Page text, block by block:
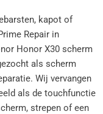
kapot of
Repair in
Honor X30 scherm
als scherm
Wij vervangen
als de touchfunctie
strepen of een